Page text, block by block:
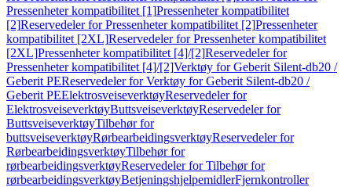
Pressenheter kompatibilitet [1]Pressenheter kompatibilitet
[2]Reservedeler for Pressenheter kompatibilitet [2]Pressenheter
kompatibilitet [2XL]Reservedeler for Pressenheter kompatibilitet
[2XL]Pressenheter kompatibilitet [4]/[2]Reservedeler for
Pressenheter kompatibilitet [4]/[2]Verktøy for Geberit Silent-db20 /
Geberit PEReservedeler for Verktøy for Geberit Silent-db20 /
Geberit PEElektrosveiseverktøyReservedeler for
ElektrosveiseverktøyButtsveiseverktøyReservedeler for
ButtsveiseverktøyTilbehør for
buttsveiseverktøyRørbearbeidingsverktøyReservedeler for
RørbearbeidingsverktøyTilbehør for
rørbearbeidingsverktøyReservedeler for Tilbehør for
rørbearbeidingsverktøyBetjeningshjelpemidlerFjernkontroller